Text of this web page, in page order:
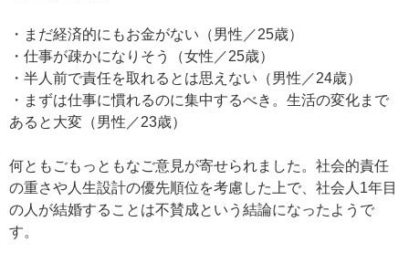
・まだ経済的にもお金がない（男性／25歳）
・仕事が疎かになりそう（女性／25歳）
・半人前で責任を取れるとは思えない（男性／24歳）
・まずは仕事に慣れるのに集中するべき。生活の変化まで
あると大変（男性／23歳）
何ともごもっともなご意見が寄せられました。社会的責任
の重さや人生設計の優先順位を考慮した上で、社会人1年目
の人が結婚することは不賛成という結論になったようで
す。